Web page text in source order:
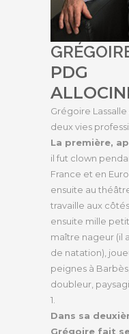
PDG
Grégoire
deux vies
La première,
il fut clown
France et en
ensuite au
travaille aux
ensuite mille
maître nageur (il
de natation),
peignes à
doubleur,
1.
Dans sa
Grégoire fait